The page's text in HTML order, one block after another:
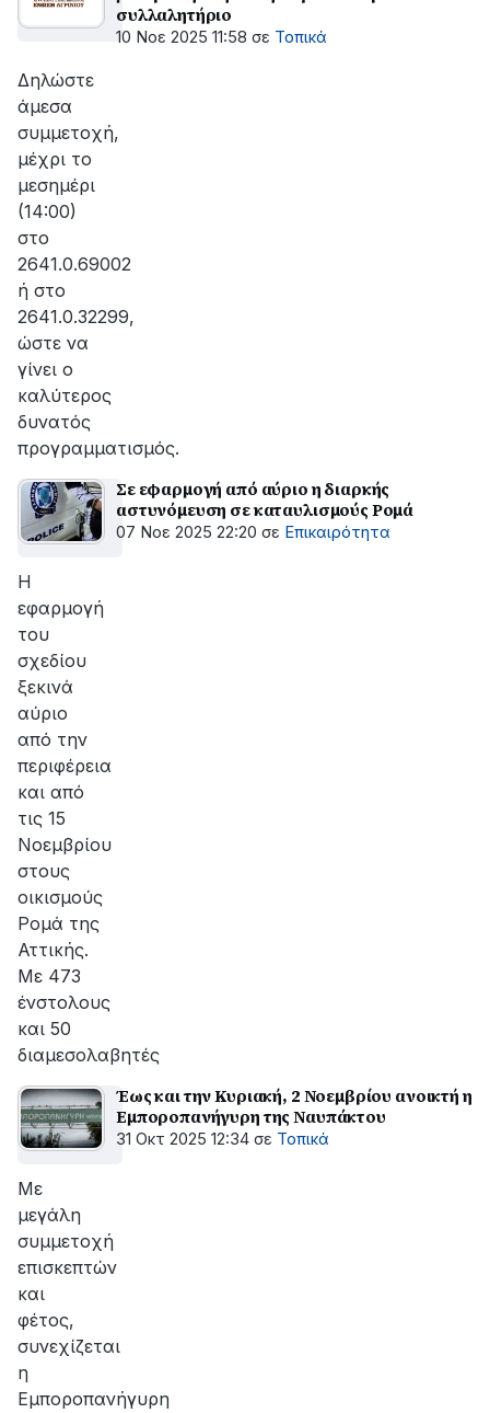
συλλαλητήριο
10 Νοε 2025 11:58 σε Τοπικά
Δηλώστε
άμεσα
συμμετοχή,
μέχρι το
μεσημέρι
(14:00)
στο
2641.0.69002
ή στο
2641.0.32299,
ώστε να
γίνει ο
καλύτερος
δυνατός
προγραμματισμός.
Σε εφαρμογή από αύριο η διαρκής
αστυνόμευση σε καταυλισμούς Ρομά
07 Νοε 2025 22:20 σε Επικαιρότητα
Η
εφαρμογή
του
σχεδίου
ξεκινά
αύριο
από την
περιφέρεια
και από
τις 15
Νοεμβρίου
στους
οικισμούς
Ρομά της
Αττικής.
Με 473
ένστολους
και 50
διαμεσολαβητές
Έως και την Κυριακή, 2 Νοεμβρίου ανοικτή η
Εμποροπανήγυρη της Ναυπάκτου
31 Οκτ 2025 12:34 σε Τοπικά
Με
μεγάλη
συμμετοχή
επισκεπτών
και
φέτος,
συνεχίζεται
η
Εμποροπανήγυρη